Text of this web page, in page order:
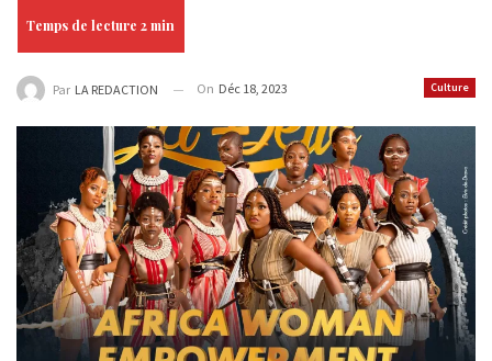
Culture
Par LA REDACTION On Déc 18, 2023